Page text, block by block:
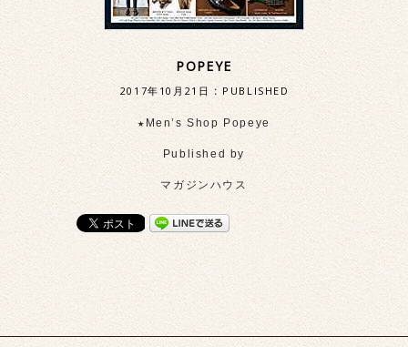
POPEYE
2017年10月21日:PUBLISHED
★Men’s Shop Popeye
Published by
マガジンハウス